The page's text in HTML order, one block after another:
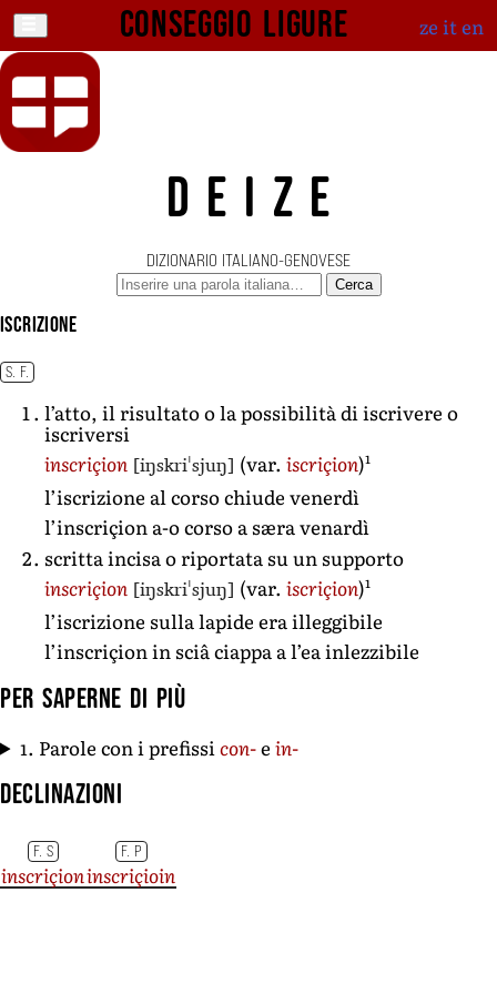
Conseggio ligure ze iten
DEIZE
DIZIONARIO ITALIANO-GENOVESE
Cerca
iscrizione
S. F.
l’atto, il risultato o la possibilità di iscrivere o
iscriversi
inscriçion [iŋskriˈsjuŋ] (var. iscriçion)1
l’iscrizione al corso chiude venerdì
l’inscriçion a-o corso a særa venardì
scritta incisa o riportata su un supporto
inscriçion [iŋskriˈsjuŋ] (var. iscriçion)1
l’iscrizione sulla lapide era illeggibile
l’inscriçion in sciâ ciappa a l’ea inlezzibile
Per saperne di più
1. Parole con i prefissicon-ein-
Declinazioni
F. S F. P
inscriçioninscriçioin